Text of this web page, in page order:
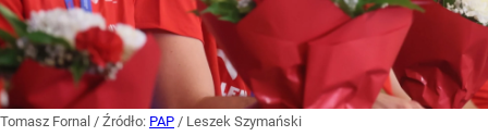
Tomasz Fornal / Źródło: PAP / Leszek Szymański